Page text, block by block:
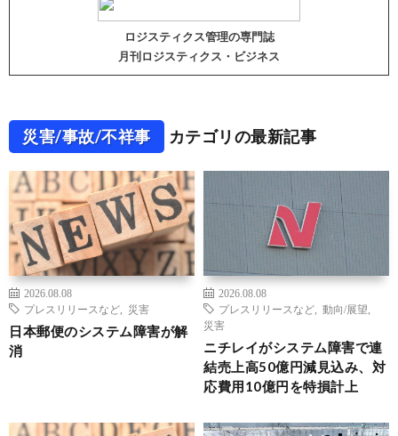
ロジスティクス管理の専門誌
月刊ロジスティクス・ビジネス
災害/事故/不祥事 カテゴリの最新記事
2026.08.08
プレスリリースなど
災害
日本郵便のシステム障害が解
消
2026.08.08
プレスリリースなど
動向/展望
災害
ニチレイがシステム障害で連
結売上高50億円減見込み、対
応費用10億円を特損計上